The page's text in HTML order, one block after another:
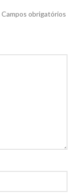
Campos obrigatórios